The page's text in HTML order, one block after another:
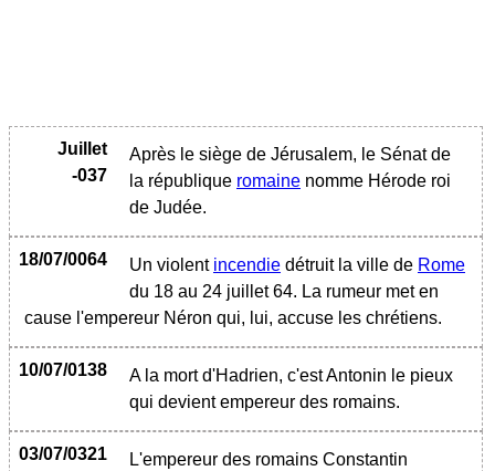
Juillet
-037
Après le siège de Jérusalem, le Sénat de
la république romaine nomme Hérode roi
de Judée.
18/07/0064 Un violent incendie détruit la ville de Rome
du 18 au 24 juillet 64. La rumeur met en
cause l'empereur Néron qui, lui, accuse les chrétiens.
10/07/0138
A la mort d'Hadrien, c'est Antonin le pieux
qui devient empereur des romains.
03/07/0321
L'empereur des romains Constantin